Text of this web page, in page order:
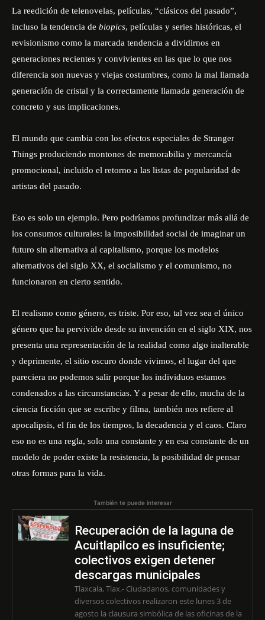
La reedición de telenovelas, películas, “clásicos del pasado”,
incluso la tendencia de biopics, películas y series históricas, el
revisionismo como la marcada tendencia a dividirnos en
generaciones recientes y convivientes en las que lo que nos
diferencia son nuevas y viejas costumbres, como la mal llamada
generación de cristal y la correctamente llamada generación de
concreto y sus implicaciones.
El mundo que cambia con los efectos especiales de Stranger
Things produciendo montones de memorabilia y mercancía
promocional, incluido el retorno a las listas de popularidad de
artistas del pasado.
Eso es solo un ejemplo. Pero podríamos profundizar más allá de
los consumos culturales: la imposibilidad social de imaginar un
futuro sin alternativa al capitalismo, porque los modelos
alternativos del siglo XX, el socialismo y el comunismo, no
funcionaron en cierto sentido.
El realismo como género, es triste. Por eso, tal vez sea el único
género que ha pervivido desde su invención en el siglo XIX, nos
presenta una representación de la realidad como algo inalterable
y deprimente, el sitio oscuro donde vivimos, el lugar del que
pareciera no podemos salir porque los individuos estamos
condenados a las circunstancias. Y a pesar de ello, mucha de la
ciencia ficción que se escribe y filma, también nos refiere al
apocalipsis, el fin de los tiempos, la decadencia y el caos. Claro
eso no es una regla, solo una constante y en esa constante de un
modelo de poder existe la resistencia, la posibilidad de pensar
otras formas para la vida.
También te puede interesar
Recuperación de la laguna de
Acuitlapilco es insuficiente;
colectivos exigen detener
descargas municipales
Tlaxcala, Tlax.- Ciudadanos, comunidades y
diversos colectivos realizaron este lunes 3 de
agosto la clausura simbólica de las oficinas de la